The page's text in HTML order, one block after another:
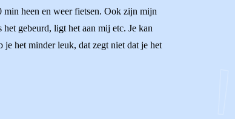
min heen en weer fietsen. Ook zijn mijn
gebeurd, ligt het aan mij etc. Je kan
het minder leuk, dat zegt niet dat je het